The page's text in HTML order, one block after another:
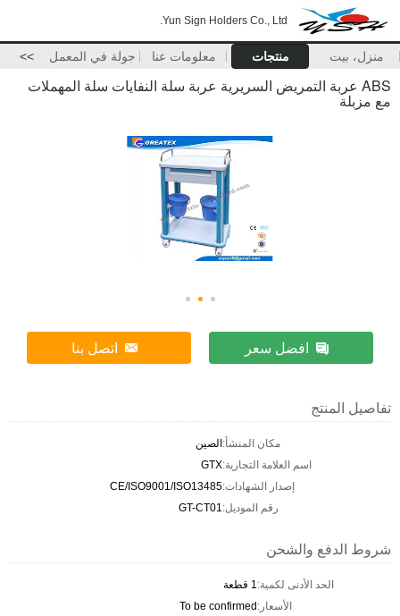
Yun Sign Holders Co., Ltd.
منزل، بيت منتجات معلومات عنا جولة في المعمل >>
ABS عربة التمريض السريرية عربة سلة النفايات سلة المهملات
مع مزبلة
افضل سعر اتصل بنا
تفاصيل المنتج
مكان المنشأ: الصين
اسم العلامة التجارية:GTX
إصدار الشهادات:CE/ISO9001/ISO13485
رقم الموديل:GT-CT01
شروط الدفع والشحن
الحد الأدنى لكمية:1 قطعة
الأسعار: To be confirmed